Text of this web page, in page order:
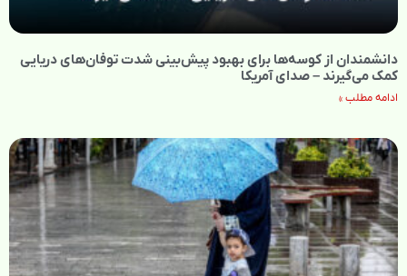
دانشمندان از کوسه‌ها برای بهبود پیش‌بینی شدت توفان‌های دریایی
کمک می‌گیرند – صدای آمریکا
ادامه مطلب »